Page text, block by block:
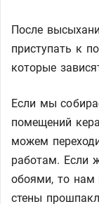
После
приступать к
которые
Если мы
помещений
можем
работам. Если
обоями, то нам
стены